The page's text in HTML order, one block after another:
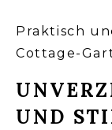
Praktisch
Cottage-
UND